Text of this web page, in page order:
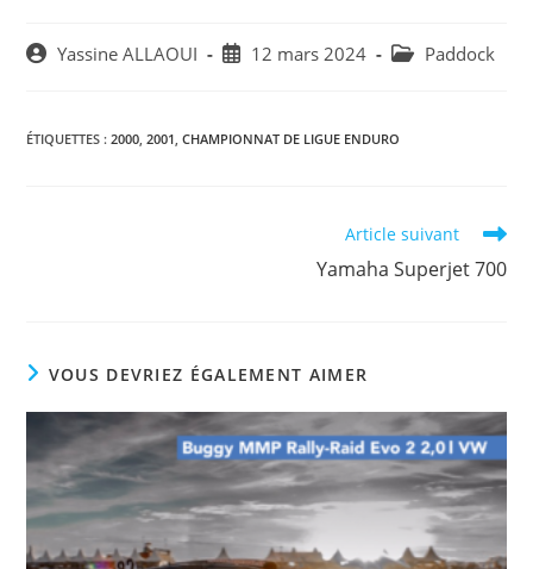
Yassine ALLAOUI 12 mars 2024 Paddock
ÉTIQUETTES :2000 2001 CHAMPIONNAT DE LIGUE ENDURO
Article suivant
Yamaha Superjet 700
VOUS DEVRIEZ ÉGALEMENT AIMER